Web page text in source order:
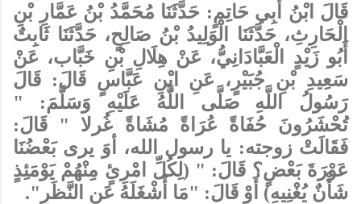
قَالَ ابْنُ أَبِي حَاتِمٍ: حَدَّثَنَا مُحَمَّدُ بْنُ عَمَّارِ بْنِ
الْحَارِثِ، حَدَّثَنَا الْوَلِيدُ بْنُ صَالِحٍ، حَدَّثَنَا ثَابِتٌ
أَبُو زَيْدٍ الْعَبَّادَانِيُّ، عَنْ هِلَالِ بْنِ خَبَّاب، عَنْ
سَعِيدِ بْنِ جُبَيْرٍ، عَنِ ابْنِ عَبَّاسٍ قَالَ: قَالَ
رَسُولُ اللَّهِ صَلَّى اللَّهُ عَلَيْهِ وَسَلَّمَ: "
تُحْشَرُونَ حُفَاةً عُرَاةً مُشَاةً غُرلا " قَالَ:
فَقَالَتْ زوجته: يا رسول الله، أوَ يرى بَعْضُنَا
عَوْرَةَ بَعْضٍ؟ قَالَ: " (لِكُلِّ امْرِئٍ مِنْهُمْ يَوْمَئِذٍ
شَأْنٌ يُغْنِيهِ) أَوْ قَالَ: "مَا أَشْغَلَهُ عَنِ النَّظَرِ".